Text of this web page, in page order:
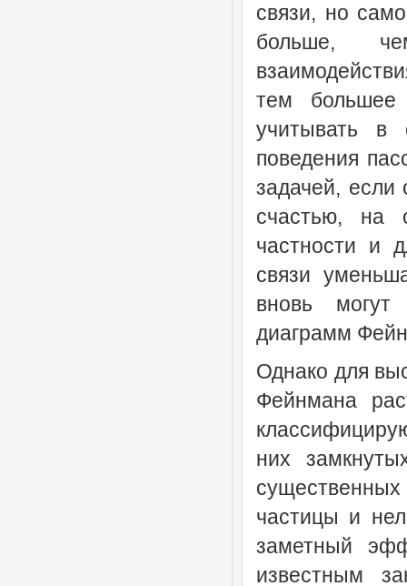
связи, но
больше,
тем большее
учитывать в
поведения
задачей,
счастью, на
частности и
связи
вновь могут
диаграмм
Однако для
Фейнмана
них
частицы и
заметный
известным